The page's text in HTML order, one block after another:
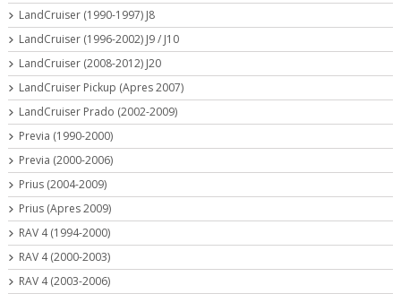
LandCruiser (1990-1997) J8
LandCruiser (1996-2002) J9 / J10
LandCruiser (2008-2012) J20
LandCruiser Pickup (Apres 2007)
LandCruiser Prado (2002-2009)
Previa (1990-2000)
Previa (2000-2006)
Prius (2004-2009)
Prius (Apres 2009)
RAV 4 (1994-2000)
RAV 4 (2000-2003)
RAV 4 (2003-2006)